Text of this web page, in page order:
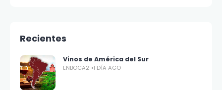
Recientes
Vinos de América del Sur
ENBOCA2 1 DÍA AGO